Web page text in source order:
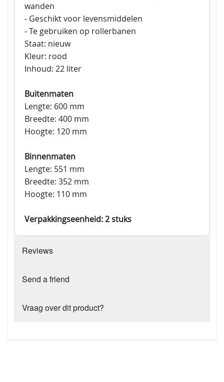
wanden
- Geschikt voor levensmiddelen
- Te gebruiken op rollerbanen
Staat: nieuw
Kleur: rood
Inhoud: 22 liter
Buitenmaten
Lengte: 600 mm
Breedte: 400 mm
Hoogte: 120 mm
Binnenmaten
Lengte: 551 mm
Breedte: 352 mm
Hoogte: 110 mm
Verpakkingseenheid: 2 stuks
Reviews
Send a friend
Vraag over dit product?